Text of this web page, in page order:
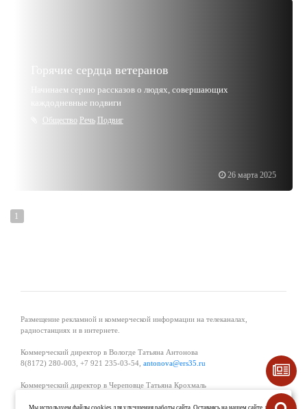
26 марта 2025
Горячие сердца ветеранов
Начинаем серию рассказов о людях, совершающих
каждодневные подвиги
Общество Речь Подвиг
1
Размещение рекламной и коммерческой информации на телеканалах,
радиостанциях и в интернете.
Коммерческий директор в Вологде Татьяна Антонова
8(8172) 280-003, +7 921 235-03-54, antonova@ers35.ru
Коммерческий директор в Череповце Татьяна Крохмаль
Мы используем файлы cookies для улучшения работы сайта. Оставаясь на нашем сайте, вы